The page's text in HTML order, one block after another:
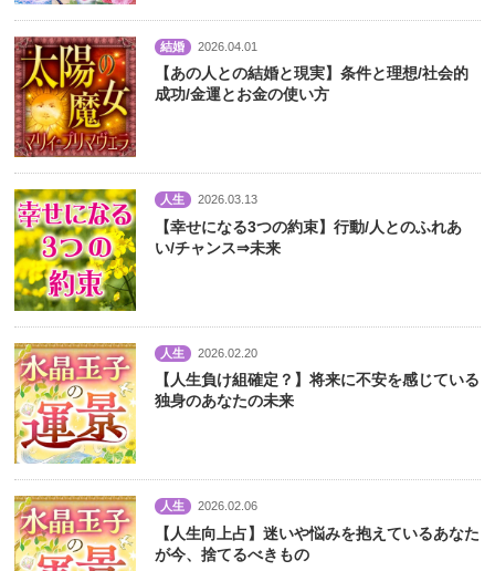
結婚 2026.04.01
【あの人との結婚と現実】条件と理想/社会的
成功/金運とお金の使い方
人生 2026.03.13
【幸せになる3つの約束】行動/人とのふれあ
い/チャンス⇒未来
人生 2026.02.20
【人生負け組確定？】将来に不安を感じている
独身のあなたの未来
人生 2026.02.06
【人生向上占】迷いや悩みを抱えているあなた
が今、捨てるべきもの